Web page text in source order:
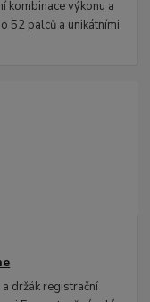
kombinace výkonu a
52 palců a unikátními
držák registrační